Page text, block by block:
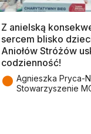
Z anielską
sercem blisko
Aniołów Stróżów
codzienność!
● Agnieszka Pryca-
Stowarzyszenie